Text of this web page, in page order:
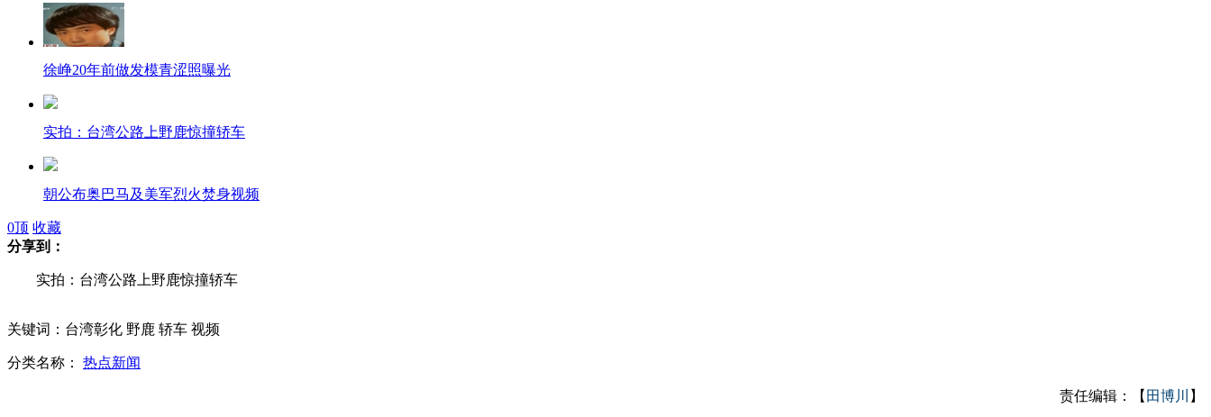
徐峥20年前做发模青涩照曝光
实拍：台湾公路上野鹿惊撞轿车
朝公布奥巴马及美军烈火焚身视频
失踪华裔女子尸沉酒店顶层水箱
0顶 收藏
分享到：
实拍：台湾公路上野鹿惊撞轿车
关键词：台湾彰化 野鹿 轿车 视频
分类名称： 热点新闻
责任编辑：【 田博川 】